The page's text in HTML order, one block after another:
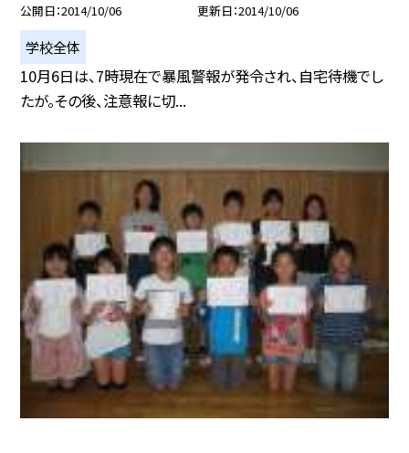
公開日 2014/10/06 更新日 2014/10/06
学校全体
10月6日は、7時現在で暴風警報が発令され、自宅待機でし
たが。その後、注意報に切...